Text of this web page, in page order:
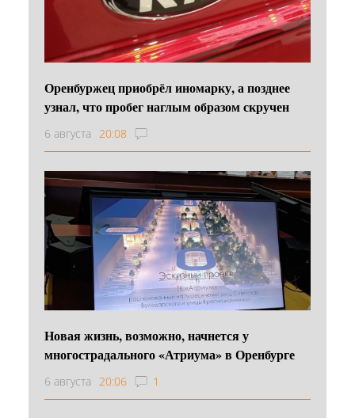
Оренбуржец приобрёл иномарку, а позднее
узнал, что пробег наглым образом скручен
6 августа 20:08
Новая жизнь, возможно, начнется у
многострадального «Атриума» в Оренбурге
6 августа 20:06 1